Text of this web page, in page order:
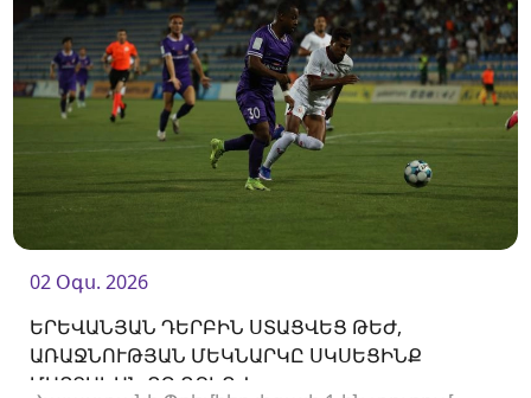
02 Օգս. 2026
ԵՐԵՎԱՆՅԱՆ ԴԵՐԲԻՆ ՍՏԱՑՎԵՑ ԹԵԺ,
ԱՌԱՋՆՈՒԹՅԱՆ ՄԵԿՆԱՐԿԸ ՍԿՍԵՑԻՆՔ
ՄԱՐՏԱԿԱՆ ՈՉ-ՈՔԻՈՎ